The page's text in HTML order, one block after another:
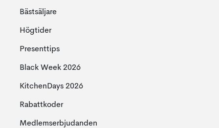
Bästsäljare
Högtider
Presenttips
Black Week 2026
KitchenDays 2026
Rabattkoder
Medlemserbjudanden